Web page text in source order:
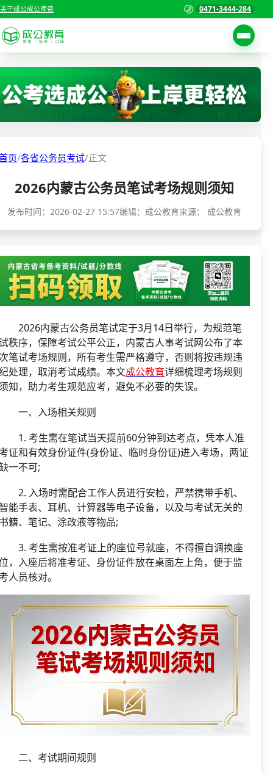
关于成公成公师资 0471-3444-284
考试公告
职位表
准考证打印
考试政策
成绩查询
分数线
资格复审
面试补录
公务员课程
首页
国家公务员考试
警察/辅警考试
教师资格/教师编制
国企/银行考试
页/各省公务员考试/正文
2026内蒙古公务员笔试考场规则须知
发布时间： 2026-02-27 15:57编辑：成公教育来源： 成公教育
内蒙古公务员笔试定于3月14日举行，为规范笔
秩序，保障考试公平公正，内蒙古人事考试网公布了本
笔试考场规则，所有考生需严格遵守，否则将按违规违
处理，取消考试成绩。本文成公教育详细梳理考场规则
知，助力考生规范应考，避免不必要的失误。
、入场相关规则
考生需在笔试当天提前60分钟到达考点，凭本人准
证和有效身份证件(身份证、临时身份证)进入考场，两证
一不可;
入场时需配合工作人员进行安检，严禁携带手机、
能手表、耳机、计算器等电子设备，以及与考试无关的
籍、笔记、涂改液等物品;
考生需按准考证上的座位号就座，不得擅自调换座
，入座后将准考证、身份证件放在桌面左上角，便于监
人员核对。
、考试期间规则